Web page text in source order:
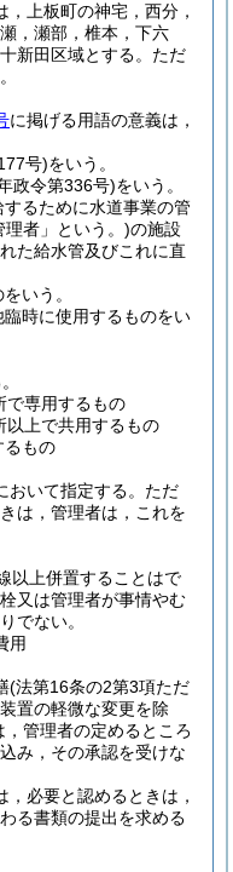
，上板町の神宅，西分，
，瀬部，椎本，下六
新田区域とする。 ただ
に掲げる用語の意義は，
号)をいう。
政令第336号)をいう。
るために水道事業の管
理者」という。)の施設
た給水管及びこれに直
いう。
時に使用するものをい
専用するもの
上で共用するもの
もの
いて指定する。 ただ
は，管理者は，これを
以上併置することはで
又は管理者が事情やむ
でない。
用
(法第16条の2第3項ただ
置の軽微な変更を除
管理者の定めるところ
み，その承認を受けな
必要と認めるときは，
る書類の提出を求める